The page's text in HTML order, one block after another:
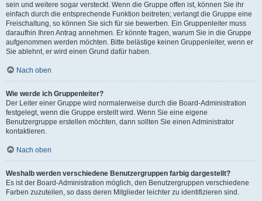
sein und weitere sogar versteckt. Wenn die Gruppe offen ist, können Sie ihr
einfach durch die entsprechende Funktion beitreten; verlangt die Gruppe eine
Freischaltung, so können Sie sich für sie bewerben. Ein Gruppenleiter muss
daraufhin Ihren Antrag annehmen. Er könnte fragen, warum Sie in die Gruppe
aufgenommen werden möchten. Bitte belästige keinen Gruppenleiter, wenn er
Sie ablehnt, er wird einen Grund dafür haben.
Nach oben
Wie werde ich Gruppenleiter?
Der Leiter einer Gruppe wird normalerweise durch die Board-Administration
festgelegt, wenn die Gruppe erstellt wird. Wenn Sie eine eigene
Benutzergruppe erstellen möchten, dann sollten Sie einen Administrator
kontaktieren.
Nach oben
Weshalb werden verschiedene Benutzergruppen farbig dargestellt?
Es ist der Board-Administration möglich, den Benutzergruppen verschiedene
Farben zuzuteilen, so dass deren Mitglieder leichter zu identifizieren sind.